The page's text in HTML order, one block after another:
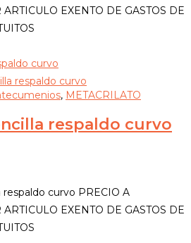
ARTICULO EXENTO DE GASTOS DE
, METACRILATO
respaldo curvo
respaldo curvo PRECIO A
ARTICULO EXENTO DE GASTOS DE